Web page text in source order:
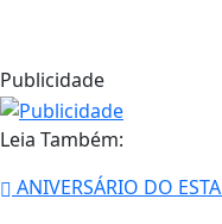
Publicidade
Leia Também:
ANIVERSÁRIO DO